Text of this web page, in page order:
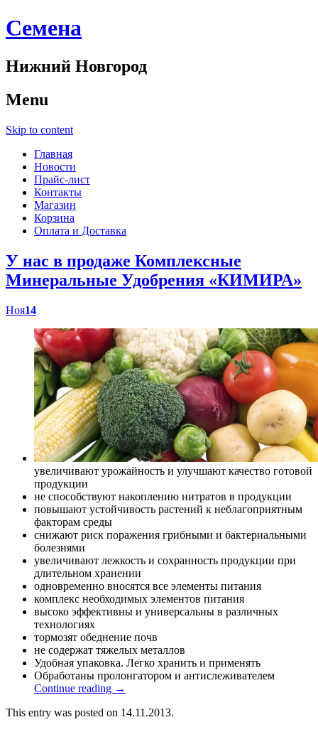
Cемена
Нижний Новгород
Menu
Skip to content
Главная
Новости
Прайс-лист
Контакты
Магазин
Корзина
Оплата и Доставка
У нас в продаже Комплексные
Минеральные Удобрения «КИМИРА»
Ноя14
увеличивают урожайность и улучшают качество готовой
продукции
не способствуют накоплению нитратов в продукции
повышают устойчивость растений к неблагоприятным
факторам среды
снижают риск поражения грибными и бактериальными
болезнями
увеличивают лежкость и сохранность продукции при
длительном хранении
одновременно вносятся все элементы питания
комплекс необходимых элементов питания
высоко эффективны и универсальны в различных
технологиях
тормозят обеднение почв
не содержат тяжелых металлов
Удобная упаковка. Легко хранить и применять
Обработаны пролонгатором и антислеживателем
Continue reading →
This entry was posted on 14.11.2013.